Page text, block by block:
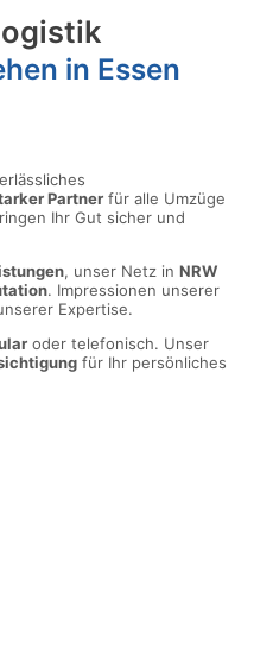
in Essen
Partner für alle Umzüge
Ihr Gut sicher und
, unser Netz in NRW
. Impressionen unserer
Expertise.
oder telefonisch. Unser
für Ihr persönliches